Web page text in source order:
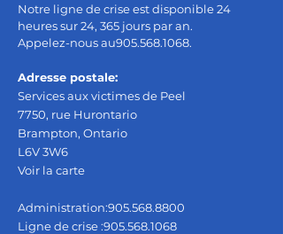
Notre ligne de crise est disponible 24
heures sur 24, 365 jours par an.
Appelez-nous au905.568.1068.
Adresse postale:
Services aux victimes de Peel
7750, rue Hurontario
Brampton, Ontario
L6V 3W6
Voir la carte
Administration:905.568.8800
Ligne de crise :905.568.1068